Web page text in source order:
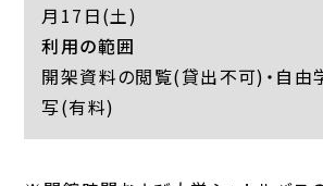
月17日(土)
利用の範囲
開架資料の閲覧(貸出不可)・自由
写(有料)